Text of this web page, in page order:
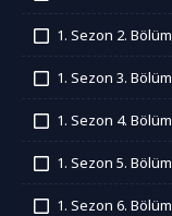
1. Sezon 2. Bölüm
1. Sezon 3. Bölüm
1. Sezon 4. Bölüm
1. Sezon 5. Bölüm
1. Sezon 6. Bölüm